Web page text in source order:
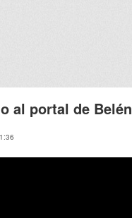
al portal de Belén